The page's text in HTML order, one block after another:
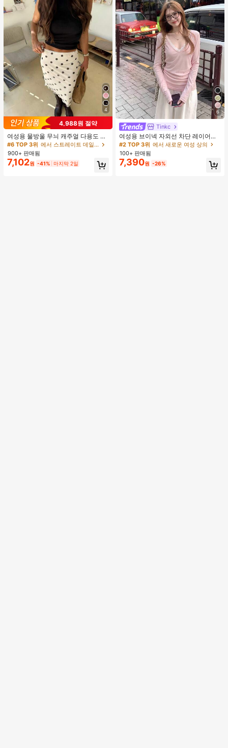
4
4,988원 절약
여성용 물방울 무늬 캐주얼 다용도 데
이트 & 외출 A라인 스커트 봄
#6 TOP 3위
에서 스트레이트 데일리 스커트
900+ 판매됨
7,102원 -41% 마지막 2일
6
Tinkc
여성용 브이넥 자외선 차단 레이어링
다용도 긴팔 티셔츠 탑, 봄/여름 핑크
#2 TOP 3위 에서 새로운 여성 상의
높은 재방문 고객
#2 TOP 3위 에서 새로운 여성 상의
높은 재방문 고객
#2 TOP 3위 에서 새로운 여성 상의
높은 재방문 고객
#2 TOP 3위 에서 새로운 여성 상의
100+ 판매됨
7,390원 -26%